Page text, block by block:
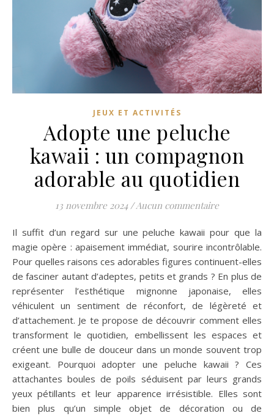
JEUX ET ACTIVITÉS
Adopte une peluche
kawaii : un compagnon
adorable au quotidien
13 novembre 2024 /Aucun commentaire
Il suffit d’un regard sur une peluche kawaii pour que la
magie opère : apaisement immédiat, sourire incontrôlable.
Pour quelles raisons ces adorables figures continuent-elles
de fasciner autant d’adeptes, petits et grands ? En plus de
représenter l’esthétique mignonne japonaise, elles
véhiculent un sentiment de réconfort, de légèreté et
d’attachement. Je te propose de découvrir comment elles
transforment le quotidien, embellissent les espaces et
créent une bulle de douceur dans un monde souvent trop
exigeant. Pourquoi adopter une peluche kawaii ? Ces
attachantes boules de poils séduisent par leurs grands
yeux pétillants et leur apparence irrésistible. Elles sont
bien plus qu’un simple objet de décoration ou de